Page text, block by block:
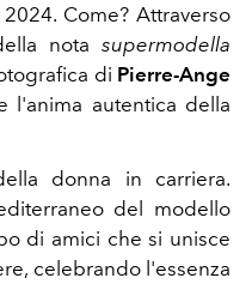
Come? Attraverso
nota supermodella
di Pierre-Ange
l'anima autentica della
donna in carriera.
del modello
di amici che si unisce
celebrando l'essenza